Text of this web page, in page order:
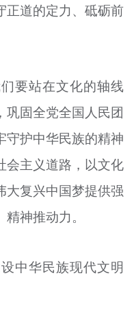
正道的定力、砥砺前
要站在文化的轴线
巩固全党全国人民团
守护中华民族的精神
会主义道路，以文化
大复兴中国梦提供强
神推动力。
中华民族现代文明